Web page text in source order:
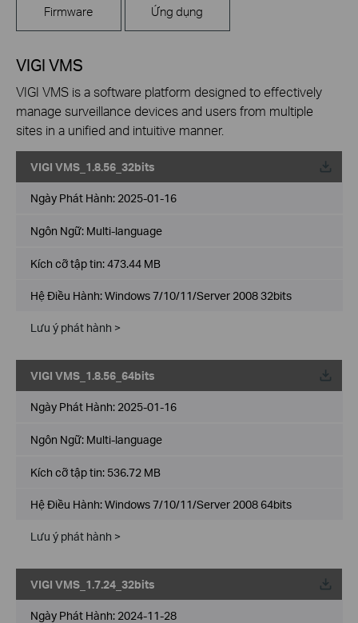
Firmware Ứng dụng
VIGI VMS
VIGI VMS is a software platform designed to effectively
manage surveillance devices and users from multiple
sites in a unified and intuitive manner.
VIGI VMS_1.8.56_32bits
Về
Ngày Phát Hành: 2025-01-16
Ngôn Ngữ: Multi-language
Kích cỡ tập tin:473.44 MB
Hệ Điều Hành: Windows 7/10/11/Server 2008 32bits
Lưu ý phát hành >
VIGI VMS_1.8.56_64bits
Về
Ngày Phát Hành: 2025-01-16
Ngôn Ngữ: Multi-language
Kích cỡ tập tin: 536.72 MB
Hệ Điều Hành: Windows 7/10/11/Server 2008 64bits
Lưu ý phát hành >
VIGI VMS_1.7.24_32bits
Về
Ngày Phát Hành: 2024-11-28